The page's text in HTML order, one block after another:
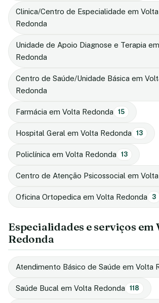
Clinica/Centro de Especialidade em Volta
Redonda
Unidade de Apoio Diagnose e Terapia
Redonda
Centro de Saúde/Unidade Básica em
Redonda
Farmácia em Volta Redonda 15
Hospital Geral em Volta Redonda 13
Policlínica em Volta Redonda 13
Centro de Atenção Psicossocial em
Oficina Ortopedica em Volta Redonda 3
Especialidades e serviços em
Redonda
Atendimento Básico de Saúde em Volta
Saúde Bucal em Volta Redonda 118